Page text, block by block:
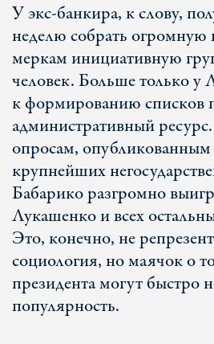
У экс-банкира, к слову,
неделю собрать огромную
меркам инициативную
человек. Больше только у
к формированию списков
административный
опросам, опубликованным
крупнейших
Бабарико разгромно
Лукашенко и всех
Это, конечно, не
социология, но маячок о
президента могут быстро
популярность.